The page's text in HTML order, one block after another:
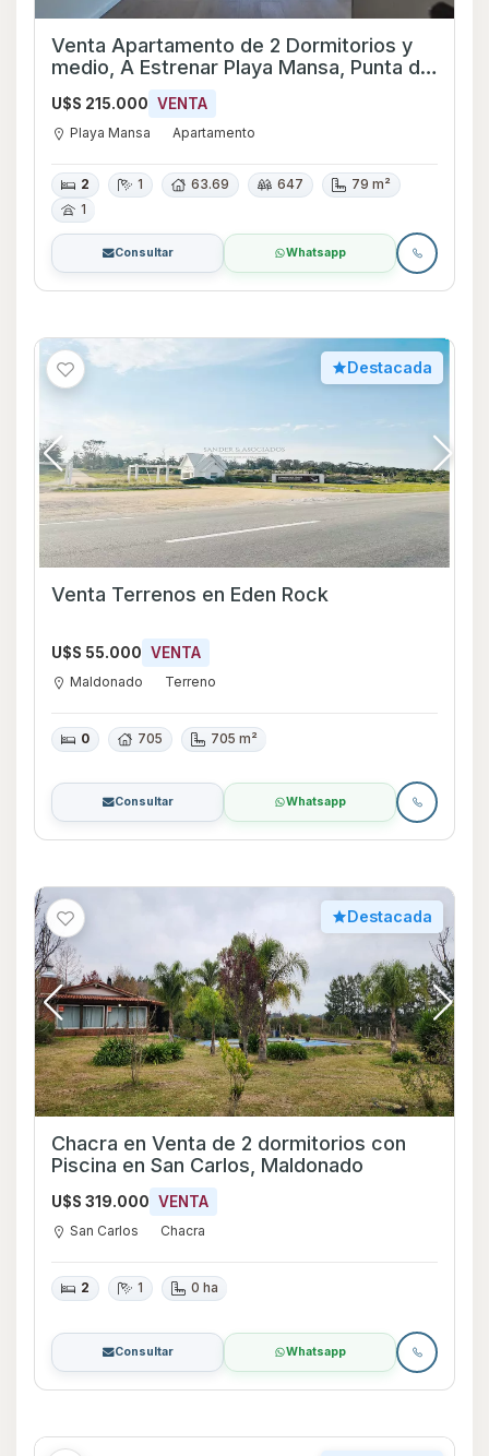
Venta Apartamento de 2 Dormitorios y
medio, A Estrenar Playa Mansa, Punta del
U$S 215.000 VENTA
Playa Mansa Apartamento
2 1 63.69 647
79 m²
1
Consultar Whatsapp
Destacada
Venta Terrenos en Eden Rock
U$S 55.000 VENTA
Maldonado Terreno
0 705 705 m²
Consultar Whatsapp
Destacada
Chacra en Venta de 2 dormitorios con
Piscina en San Carlos, Maldonado
U$S 319.000 VENTA
San Carlos Chacra
2 1 0 ha
Consultar Whatsapp